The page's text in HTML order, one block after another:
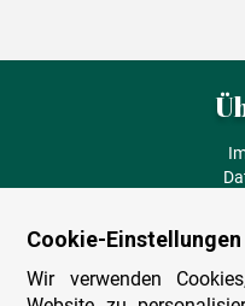
Cookie-Einstellungen
Wir verwenden